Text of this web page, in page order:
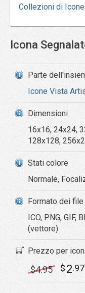
Collezioni di Icone
Icona
Parte
Icone Vista
Dimensioni
16x16, 24x24,
128x128,
Stati colore
Normale,
Formato dei file
ICO, PNG, GIF,
(vettore)
Prezzo per
$4.95 $2.97